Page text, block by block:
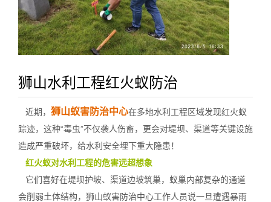
狮山水利工程红火蚁防治
近期， 狮山蚁害防治中心在多地水利工程区域发现红火蚁
踪迹，这种“毒虫”不仅袭人伤畜，更会对堤坝、渠道等关键设施
造成严重破坏，给水利安全埋下重大隐患！
红火蚁对水利工程的危害远超想象
它们喜好在堤坝护坡、渠道边坡筑巢，蚁巢内部复杂的通道
会削弱土体结构，狮山蚁害防治中心工作人员说一旦遭遇暴雨